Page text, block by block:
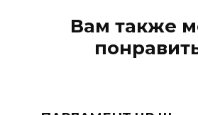
Вам также